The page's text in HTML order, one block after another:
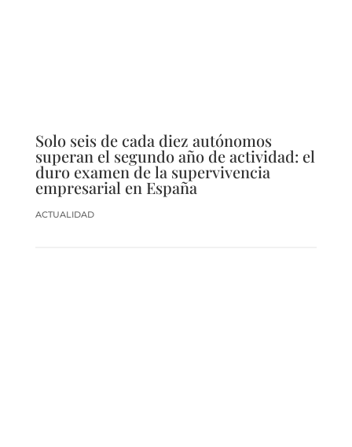
Solo seis de cada diez autónomos
superan el segundo año de actividad: el
duro examen de la supervivencia
empresarial en España
ACTUALIDAD